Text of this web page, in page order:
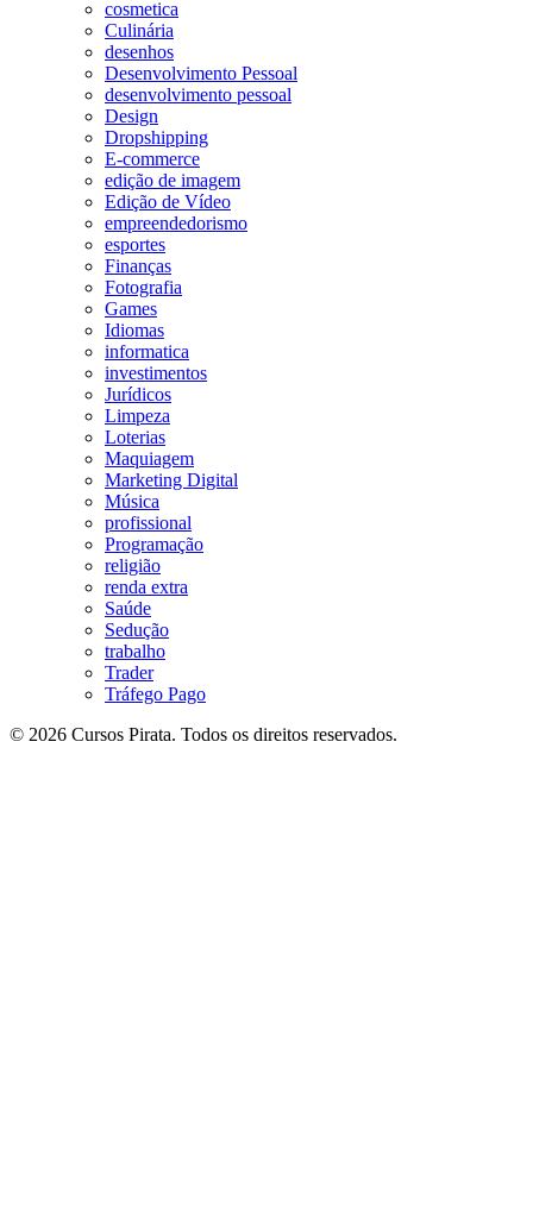
cosmetica
Culinária
desenhos
Desenvolvimento Pessoal
desenvolvimento pessoal
Design
Dropshipping
E-commerce
edição de imagem
Edição de Vídeo
empreendedorismo
esportes
Finanças
Fotografia
Games
Idiomas
informatica
investimentos
Jurídicos
Limpeza
Loterias
Maquiagem
Marketing Digital
Música
profissional
Programação
religião
renda extra
Saúde
Sedução
trabalho
Trader
Tráfego Pago
© 2026 Cursos Pirata. Todos os direitos reservados.